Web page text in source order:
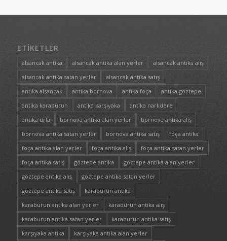
ETIKETLER
alsancak antika alsancak antika alan yerler
alsancak antika alış
alsancak antika satan yerler
alsancak antika satış
antika alsancak
antika bornova antika foça
antika göztepe
antika karaburun
antika karşıyaka
antika narlıdere
antika urla
bornova antika alan yerler
bornova antika alış
bornova antika satan yerler
bornova antika satış
foça antika
foça antika alan yerler
foça antika alış
foça antika satan yerler
foça antika satış
göztepe antika
göztepe antika alan yerler
göztepe antika alış
göztepe antika satan yerler
göztepe antika satış
karaburun antika
karaburun antika alan yerler
karaburun antika alış
karaburun antika satan yerler
karaburun antika satış
karşıyaka antika
karşıyaka antika alan yerler